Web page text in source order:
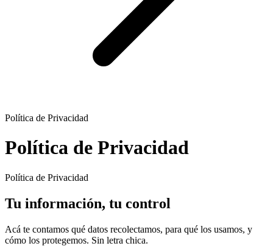
Política de Privacidad
Política de Privacidad
Política de Privacidad
Tu información, tu control
Acá te contamos qué datos recolectamos, para qué los usamos, y
cómo los protegemos. Sin letra chica.